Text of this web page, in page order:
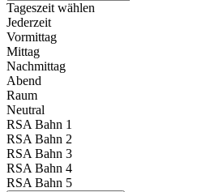
Tageszeit wählen
Jederzeit
Vormittag
Mittag
Nachmittag
Abend
Raum
Neutral
RSA Bahn 1
RSA Bahn 2
RSA Bahn 3
RSA Bahn 4
RSA Bahn 5